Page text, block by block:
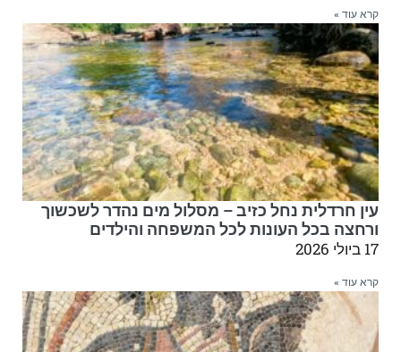
קרא עוד »
עין חרדלית נחל כזיב – מסלול מים נהדר לשכשוך
ורחצה בכל העונות לכל המשפחה והילדים
17 ביולי 2026
קרא עוד »